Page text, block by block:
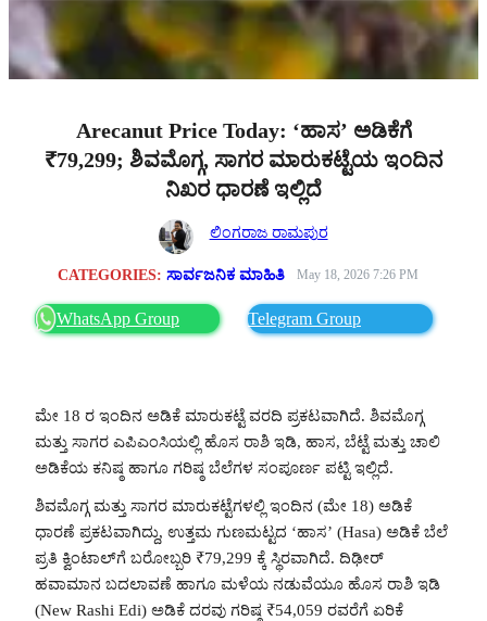
Arecanut Price Today: ‘ಹಾಸ’ ಅಡಿಕೆಗೆ
₹79,299; ಶಿವಮೊಗ್ಗ, ಸಾಗರ ಮಾರುಕಟ್ಟೆಯ ಇಂದಿನ
ನಿಖರ ಧಾರಣೆ ಇಲ್ಲಿದೆ
ಲಿಂಗರಾಜ ರಾಮಪುರ
CATEGORIES: ಸಾರ್ವಜನಿಕ ಮಾಹಿತಿ May 18, 2026 7:26 PM
WhatsApp Group Telegram Group
ಮೇ 18 ರ ಇಂದಿನ ಅಡಿಕೆ ಮಾರುಕಟ್ಟೆ ವರದಿ ಪ್ರಕಟವಾಗಿದೆ. ಶಿವಮೊಗ್ಗ
ಮತ್ತು ಸಾಗರ ಎಪಿಎಂಸಿಯಲ್ಲಿ ಹೊಸ ರಾಶಿ ಇಡಿ, ಹಾಸ, ಬೆಟ್ಟೆ ಮತ್ತು ಚಾಲಿ
ಅಡಿಕೆಯ ಕನಿಷ್ಠ ಹಾಗೂ ಗರಿಷ್ಠ ಬೆಲೆಗಳ ಸಂಪೂರ್ಣ ಪಟ್ಟಿ ಇಲ್ಲಿದೆ.
ಶಿವಮೊಗ್ಗ ಮತ್ತು ಸಾಗರ ಮಾರುಕಟ್ಟೆಗಳಲ್ಲಿ ಇಂದಿನ (ಮೇ 18) ಅಡಿಕೆ
ಧಾರಣೆ ಪ್ರಕಟವಾಗಿದ್ದು, ಉತ್ತಮ ಗುಣಮಟ್ಟದ ‘ಹಾಸ’ (Hasa) ಅಡಿಕೆ ಬೆಲೆ
ಪ್ರತಿ ಕ್ವಿಂಟಾಲ್‌ಗೆ ಬರೋಬ್ಬರಿ ₹79,299 ಕ್ಕೆ ಸ್ಥಿರವಾಗಿದೆ. ದಿಢೀರ್
ಹವಾಮಾನ ಬದಲಾವಣೆ ಹಾಗೂ ಮಳೆಯ ನಡುವೆಯೂ ಹೊಸ ರಾಶಿ ಇಡಿ
(New Rashi Edi) ಅಡಿಕೆ ದರವು ಗರಿಷ್ಠ ₹54,059 ರವರೆಗೆ ಏರಿಕೆ